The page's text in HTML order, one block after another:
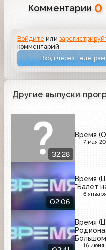
Комментарии 0
Войдите или
комментарий
Вход через Телеграм
Другие выпуски
32:28
Время
7 мая
02:06
Время
"Балет
6
Время
16 июня